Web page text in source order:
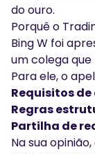
do ouro.
Porquê o
Bing W foi
um colega
Para ele, o
Requisitos
Regras
Partilha de
Na sua